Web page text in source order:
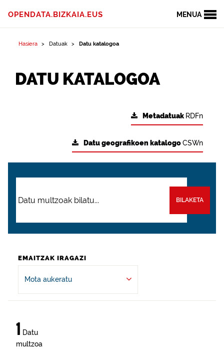
MENUA
OPENDATA.BIZKAIA.EUS
Hasiera Datuak Datu katalogoa
DATU KATALOGOA
Metadatuak RDFn
Datu geografikoen katalogoCSWn
BILAKETA
EMAITZAK IRAGAZI
Mota aukeratu
1 Datu
multzoa